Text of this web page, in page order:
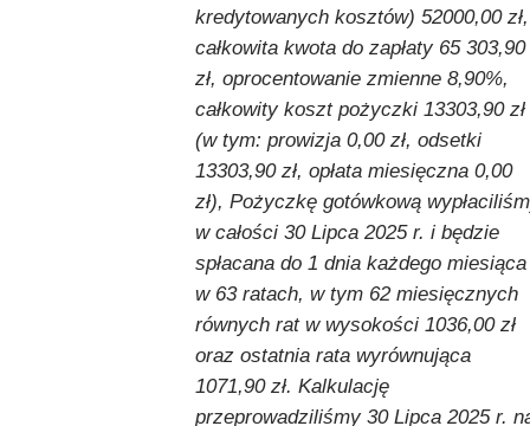
kredytowanych kosztów) 52000,00 zł,
całkowita kwota do zapłaty 65 303,90
zł, oprocentowanie zmienne 8,90%,
całkowity koszt pożyczki 13303,90 zł
(w tym: prowizja 0,00 zł, odsetki
13303,90 zł, opłata miesięczna 0,00
zł), Pożyczkę gotówkową
w całości 30 Lipca 2025 r. i będzie
spłacana do 1 dnia każdego miesiąca
w 63 ratach, w tym 62 miesięcznych
równych rat w wysokości 1036,00 zł
oraz ostatnia rata wyrównująca
1071,90 zł. Kalkulację
przeprowadziliśmy 30 Lipca 2025 r.